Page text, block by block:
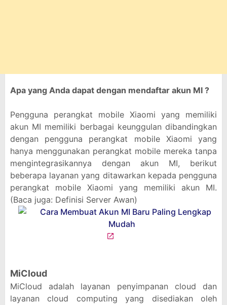
Apa yang Anda dapat dengan mendaftar akun MI ?
Pengguna perangkat mobile Xiaomi yang memiliki
akun MI memiliki berbagai keunggulan dibandingkan
dengan pengguna perangkat mobile Xiaomi yang
hanya menggunakan perangkat mobile mereka tanpa
mengintegrasikannya dengan akun MI, berikut
beberapa layanan yang ditawarkan kepada pengguna
perangkat mobile Xiaomi yang memiliki akun MI.
(Baca juga: Definisi Server Awan)
MiCloud
MiCloud adalah layanan penyimpanan cloud dan
layanan cloud computing yang disediakan oleh